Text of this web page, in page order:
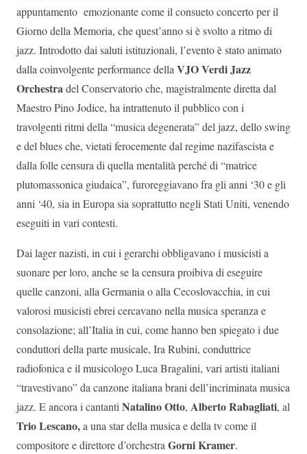
appuntamento emozionante come il consueto concerto per il
Giorno della Memoria, che quest’anno si è svolto a ritmo di
jazz. Introdotto dai saluti istituzionali, l’evento è stato animato
dalla coinvolgente performance della VJO Verdi Jazz
Orchestradel Conservatorio che, magistralmente diretta dal
Maestro Pino Jodice, ha intrattenuto il pubblico con i
travolgenti ritmi della “musica degenerata” del jazz, dello swing
e del blues che, vietati ferocemente dal regime nazifascista e
dalla folle censura di quella mentalità perché di “matrice
plutomassonica giudaica”, furoreggiavano fra gli anni ‘30 e gli
anni ‘40, sia in Europa sia soprattutto negli Stati Uniti, venendo
eseguiti in vari contesti.
Dai lager nazisti, in cui i gerarchi obbligavano i musicisti a
suonare per loro, anche se la censura proibiva di eseguire
quelle canzoni, alla Germania o alla Cecoslovacchia, in cui
valorosi musicisti ebrei cercavano nella musica speranza e
consolazione; all’Italia in cui, come hanno ben spiegato i due
conduttori della parte musicale, Ira Rubini, conduttrice
radiofonica e il musicologo Luca Bragalini, vari artisti italiani
“travestivano” da canzone italiana brani dell’incriminata musica
jazz. E ancora i cantanti Natalino Otto, Alberto Rabagliati, al
Trio Lescano,a una star della musica e della tv come il
compositore e direttore d’orchestra Gorni Kramer.